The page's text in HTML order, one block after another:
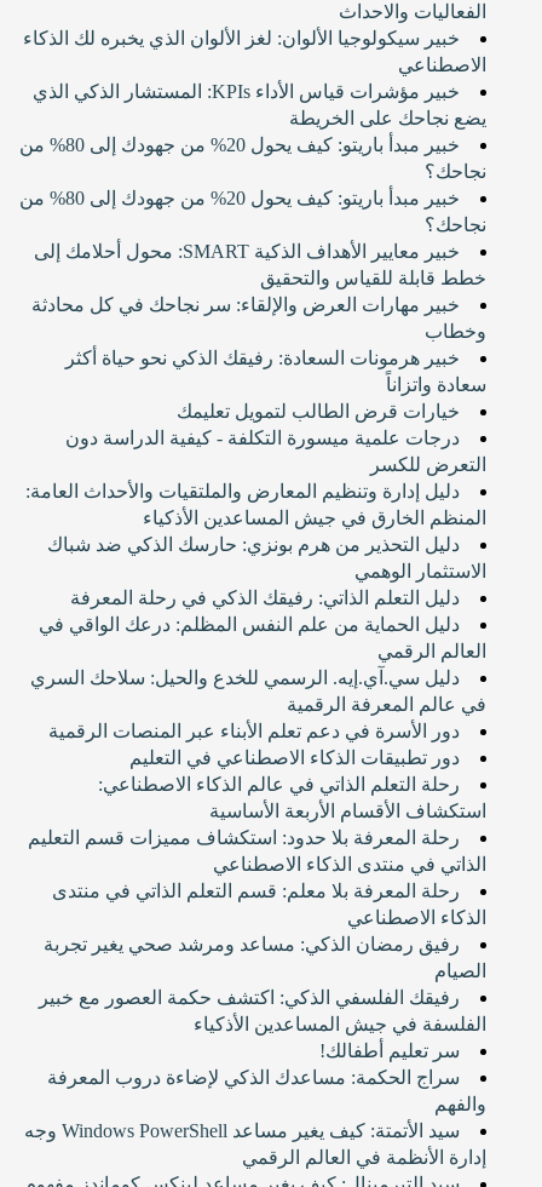
الفعاليات والاحداث
خبير سيكولوجيا الألوان: لغز الألوان الذي يخبره لك الذكاء
الاصطناعي
خبير مؤشرات قياس الأداء KPIs: المستشار الذكي الذي
يضع نجاحك على الخريطة
خبير مبدأ باريتو: كيف يحول 20% من جهودك إلى 80% من
نجاحك؟
خبير مبدأ باريتو: كيف يحول 20% من جهودك إلى 80% من
نجاحك؟
خبير معايير الأهداف الذكية SMART: محول أحلامك إلى
خطط قابلة للقياس والتحقيق
خبير مهارات العرض والإلقاء: سر نجاحك في كل محادثة
وخطاب
خبير هرمونات السعادة: رفيقك الذكي نحو حياة أكثر
سعادة واتزاناً
خيارات قرض الطالب لتمويل تعليمك
درجات علمية ميسورة التكلفة - كيفية الدراسة دون
التعرض للكسر
دليل إدارة وتنظيم المعارض والملتقيات والأحداث العامة:
المنظم الخارق في جيش المساعدين الأذكياء
دليل التحذير من هرم بونزي: حارسك الذكي ضد شباك
الاستثمار الوهمي
دليل التعلم الذاتي: رفيقك الذكي في رحلة المعرفة
دليل الحماية من علم النفس المظلم: درعك الواقي في
العالم الرقمي
دليل سي.آي.إيه. الرسمي للخدع والحيل: سلاحك السري
في عالم المعرفة الرقمية
دور الأسرة في دعم تعلم الأبناء عبر المنصات الرقمية
دور تطبيقات الذكاء الاصطناعي في التعليم
رحلة التعلم الذاتي في عالم الذكاء الاصطناعي:
استكشاف الأقسام الأربعة الأساسية
رحلة المعرفة بلا حدود: استكشاف مميزات قسم التعليم
الذاتي في منتدى الذكاء الاصطناعي
رحلة المعرفة بلا معلم: قسم التعلم الذاتي في منتدى
الذكاء الاصطناعي
رفيق رمضان الذكي: مساعد ومرشد صحي يغير تجربة
الصيام
رفيقك الفلسفي الذكي: اكتشف حكمة العصور مع خبير
الفلسفة في جيش المساعدين الأذكياء
سر تعليم أطفالك!
سراج الحكمة: مساعدك الذكي لإضاءة دروب المعرفة
والفهم
سيد الأتمتة: كيف يغير مساعد Windows PowerShell وجه
إدارة الأنظمة في العالم الرقمي